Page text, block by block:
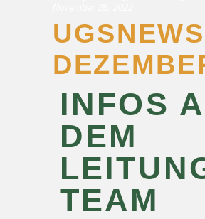
UGSNEWS
INFOS
DEM
TEAM